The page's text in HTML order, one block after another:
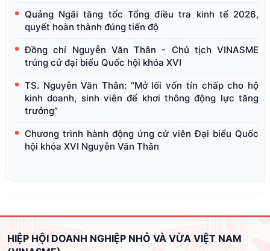
Quảng Ngãi tăng tốc Tổng điều tra kinh tế 2026,
quyết hoàn thành đúng tiến độ
Đồng chí Nguyễn Văn Thân - Chủ tịch VINASME
trúng cử đại biểu Quốc hội khóa XVI
TS. Nguyễn Văn Thân: “Mở lối vốn tín chấp cho hộ
kinh doanh, sinh viên để khơi thông động lực tăng
trưởng”
Chương trình hành động ứng cử viên Đại biểu Quốc
hội khóa XVI Nguyễn Văn Thân
HIỆP HỘI DOANH NGHIỆP NHỎ VÀ VỪA VIỆT NAM